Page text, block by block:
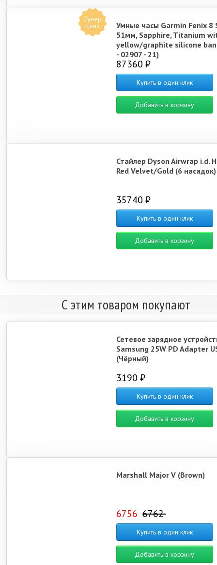
Супер
цена
Умные часы Garmin Fenix 8
51мм, Sapphire, Titanium
yellow/graphite silicone
- 02907 - 21)
87360 ₽
Купить в один клик
Добавить в корзину
Стайлер Dyson Airwrap i.d.
Red Velvet/Gold (6 насадок)
35740 ₽
Купить в один клик
Добавить в корзину
С этим товаром покупают
Сетевое зарядное
Samsung 25W PD Adapter
(Чёрный)
3190 ₽
Купить в один клик
Добавить в корзину
Marshall Major V (Brown)
6756 6762
Купить в один клик
Добавить в корзину